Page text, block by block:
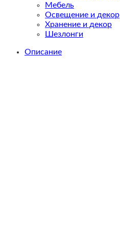
Мебель
Освещение и декор
Хранение и декор
Шезлонги
Описание